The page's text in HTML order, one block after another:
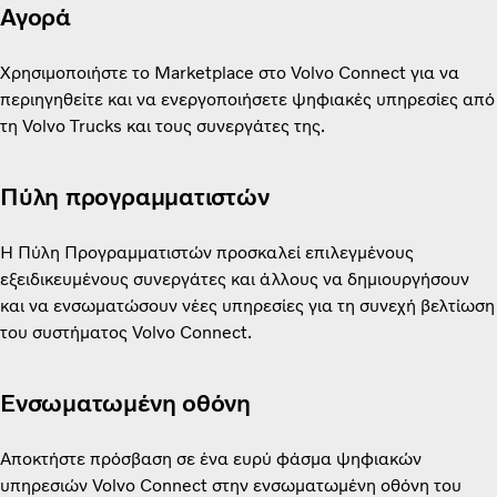
Αγορά
Χρησιμοποιήστε το Marketplace στο Volvo Connect για να
περιηγηθείτε και να ενεργοποιήσετε ψηφιακές υπηρεσίες από
τη Volvo Trucks και τους συνεργάτες της.
Πύλη προγραμματιστών
Η Πύλη Προγραμματιστών προσκαλεί επιλεγμένους
εξειδικευμένους συνεργάτες και άλλους να δημιουργήσουν
και να ενσωματώσουν νέες υπηρεσίες για τη συνεχή βελτίωση
του συστήματος Volvo Connect.
Ενσωματωμένη οθόνη
Αποκτήστε πρόσβαση σε ένα ευρύ φάσμα ψηφιακών
υπηρεσιών Volvo Connect στην ενσωματωμένη οθόνη του